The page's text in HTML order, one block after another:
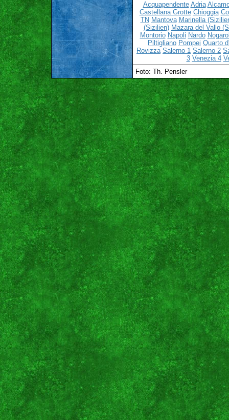
Acquapendente Adria
Castellana Grotte Chioggia
TN Mantova Marinella
(Sizilien) Mazara del Vallo
Montorio Napoli Nardo
Piltigliano Pompei Quarto
Rovizza Salerno 1 Salerno 2
3 Venezia 4
Foto: Th. Pensler